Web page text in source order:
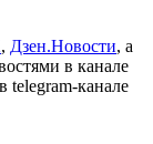
, Дзен.Новости, а
в канале
telegram-канале